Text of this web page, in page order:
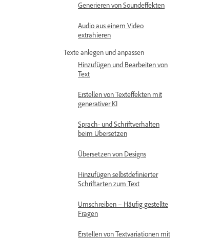
Generieren von Soundeffekten
Audio aus einem Video
extrahieren
Texte anlegen und anpassen
Hinzufügen und Bearbeiten von
Text
Erstellen von Texteffekten mit
generativer KI
Sprach- und Schriftverhalten
beim Übersetzen
Übersetzen von Designs
Hinzufügen selbstdefinierter
Schriftarten zum Text
Umschreiben – Häufig gestellte
Fragen
Erstellen von Textvariationen mit